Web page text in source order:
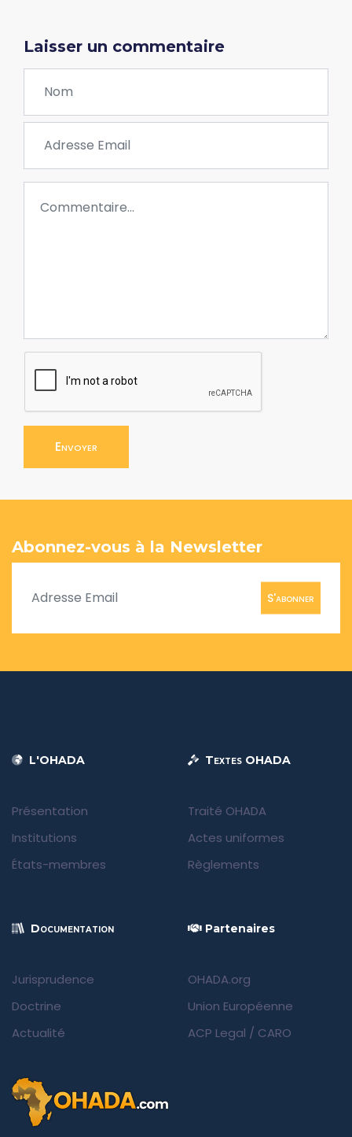
Laisser un commentaire
Envoyer
Abonnez-vous à la Newsletter
S'abonner
L'OHADA
Présentation
Institutions
États-membres
Textes OHADA
Traité OHADA
Actes uniformes
Règlements
Documentation
Jurisprudence
Doctrine
Actualité
Partenaires
OHADA.org
Union Européenne
ACP Legal / CARO